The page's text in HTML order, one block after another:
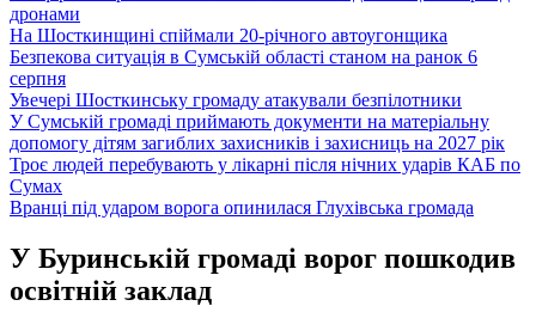
дронами
На Шосткинщині спіймали 20-річного автоугонщика
Безпекова ситуація в Сумській області станом на ранок 6
серпня
Увечері Шосткинську громаду атакували безпілотники
У Сумській громаді приймають документи на матеріальну
допомогу дітям загиблих захисників і захисниць на 2027 рік
Троє людей перебувають у лікарні після нічних ударів КАБ по
Сумах
Вранці під ударом ворога опинилася Глухівська громада
У Буринській громаді ворог пошкодив
освітній заклад